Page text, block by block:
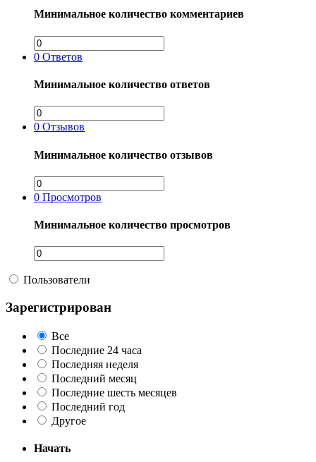
Минимальное количество комментариев
0 Ответов
Минимальное количество ответов
0 Отзывов
Минимальное количество отзывов
0 Просмотров
Минимальное количество просмотров
Пользователи
Зарегистрирован
Все
Последние 24 часа
Последняя неделя
Последний месяц
Последние шесть месяцев
Последний год
Другое
Начать